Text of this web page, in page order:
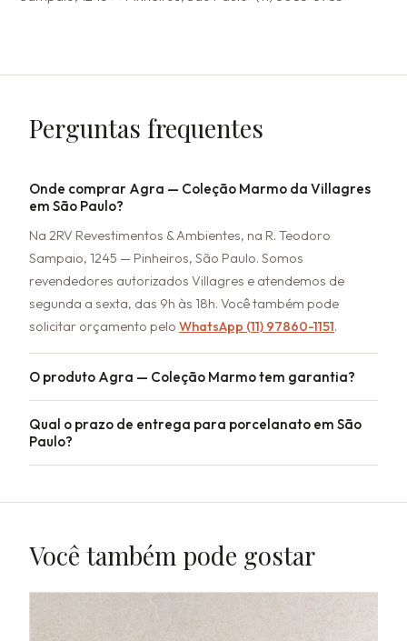
Perguntas frequentes
Onde comprar Agra — Coleção Marmo da Villagres
em São Paulo?
Na 2RV Revestimentos & Ambientes, na R. Teodoro
Sampaio, 1245 — Pinheiros, São Paulo. Somos
revendedores autorizados Villagres e atendemos de
segunda a sexta, das 9h às 18h. Você também pode
solicitar orçamento pelo WhatsApp (11) 97860-1151.
O produto Agra — Coleção Marmo tem garantia?
Qual o prazo de entrega para porcelanato em São
Paulo?
Você também pode gostar